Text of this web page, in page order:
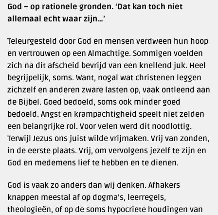
God – op rationele gronden. ‘Dat kan toch niet
allemaal echt waar zijn…’
Teleurgesteld door God en mensen verdween hun hoop
en vertrouwen op een Almachtige. Sommigen voelden
zich na dit afscheid bevrijd van een knellend juk. Heel
begrijpelijk, soms. Want, nogal wat christenen leggen
zichzelf en anderen zware lasten op, vaak ontleend aan
de Bijbel. Goed bedoeld, soms ook minder goed
bedoeld. Angst en krampachtigheid speelt niet zelden
een belangrijke rol. Voor velen werd dit noodlottig.
Terwijl Jezus ons juist wilde vrijmaken. Vrij van zonden,
in de eerste plaats. Vrij, om vervolgens jezelf te zijn en
God en medemens lief te hebben en te dienen.
God is vaak zo anders dan wij denken. Afhakers
knappen meestal af op dogma’s, leerregels,
theologieën, of op de soms hypocriete houdingen van